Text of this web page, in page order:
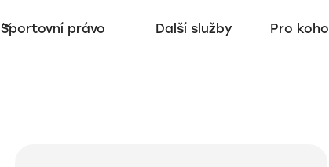
Sportovní právo Další služby Pro koho